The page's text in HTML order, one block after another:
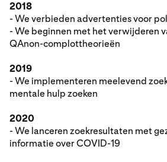
2018
- We verbieden advertenties voor
- We beginnen met het verwijderen
QAnon-complottheorieën
2019
- We implementeren meelevend
mentale hulp zoeken
2020
- We lanceren zoekresultaten met
informatie over COVID-19